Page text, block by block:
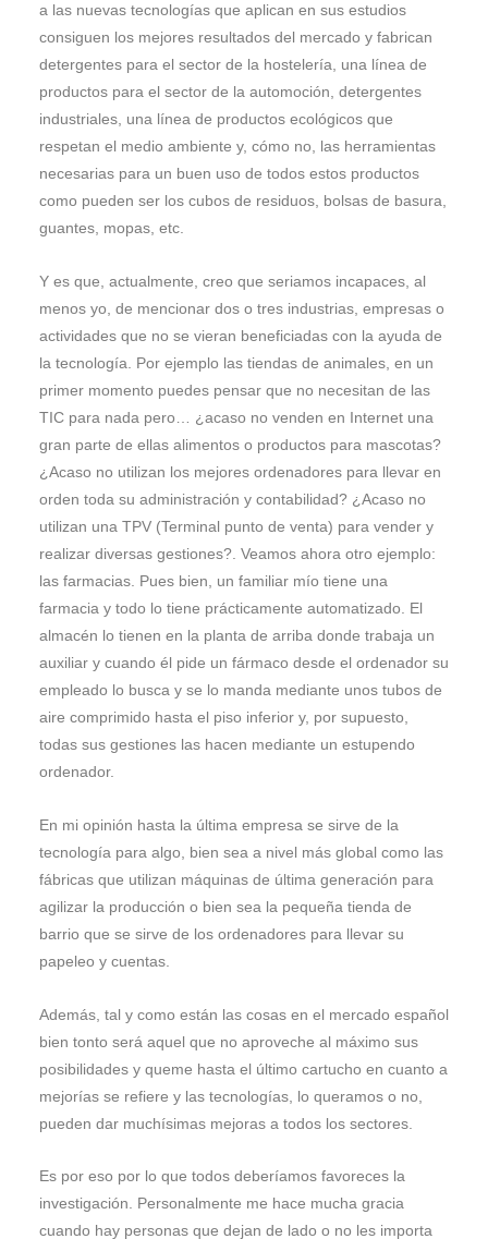
a las nuevas tecnologías que aplican en sus estudios
consiguen los mejores resultados del mercado y fabrican
detergentes para el sector de la hostelería, una línea de
productos para el sector de la automoción, detergentes
industriales, una línea de productos ecológicos que
respetan el medio ambiente y, cómo no, las herramientas
necesarias para un buen uso de todos estos productos
como pueden ser los cubos de residuos, bolsas de basura,
guantes, mopas, etc.
Y es que, actualmente, creo que seriamos incapaces, al
menos yo, de mencionar dos o tres industrias, empresas o
actividades que no se vieran beneficiadas con la ayuda de
la tecnología. Por ejemplo las tiendas de animales, en un
primer momento puedes pensar que no necesitan de las
TIC para nada pero… ¿acaso no venden en Internet una
gran parte de ellas alimentos o productos para mascotas?
¿Acaso no utilizan los mejores ordenadores para llevar en
orden toda su administración y contabilidad? ¿Acaso no
utilizan una TPV (Terminal punto de venta) para vender y
realizar diversas gestiones?. Veamos ahora otro ejemplo:
las farmacias. Pues bien, un familiar mío tiene una
farmacia y todo lo tiene prácticamente automatizado. El
almacén lo tienen en la planta de arriba donde trabaja un
auxiliar y cuando él pide un fármaco desde el ordenador su
empleado lo busca y se lo manda mediante unos tubos de
aire comprimido hasta el piso inferior y, por supuesto,
todas sus gestiones las hacen mediante un estupendo
ordenador.
En mi opinión hasta la última empresa se sirve de la
tecnología para algo, bien sea a nivel más global como las
fábricas que utilizan máquinas de última generación para
agilizar la producción o bien sea la pequeña tienda de
barrio que se sirve de los ordenadores para llevar su
papeleo y cuentas.
Además, tal y como están las cosas en el mercado español
bien tonto será aquel que no aproveche al máximo sus
posibilidades y queme hasta el último cartucho en cuanto a
mejorías se refiere y las tecnologías, lo queramos o no,
pueden dar muchísimas mejoras a todos los sectores.
Es por eso por lo que todos deberíamos favoreces la
investigación. Personalmente me hace mucha gracia
cuando hay personas que dejan de lado o no les importa